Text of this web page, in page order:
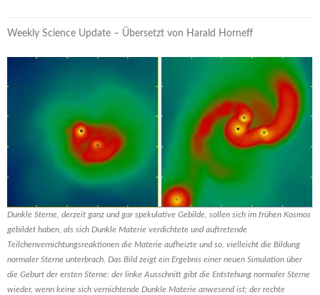
Galerie
Anfahrt
Weekly Science Update – Übersetzt von Harald Horneff
Dunkle Sterne, derzeit ganz und gar spekulative Gebilde, sollen sich im frühen Kosmos
gebildet haben, als sich Dunkle Materie verdichtete und auftretende
Teilchenvernichtungsreaktionen die Materie aufheizte und so, vielleicht die Bildung
normaler Sterne unterbrach. Das Bild zeigt ein Ergebnis einer neuen Simulation über
die Geburt der ersten Sterne: der linke Ausschnitt gibt die Entstehung normaler Sterne
wieder, wenn keine sich vernichtende Dunkle Materie anwesend ist; der rechte